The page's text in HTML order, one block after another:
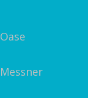
Oase
Messner